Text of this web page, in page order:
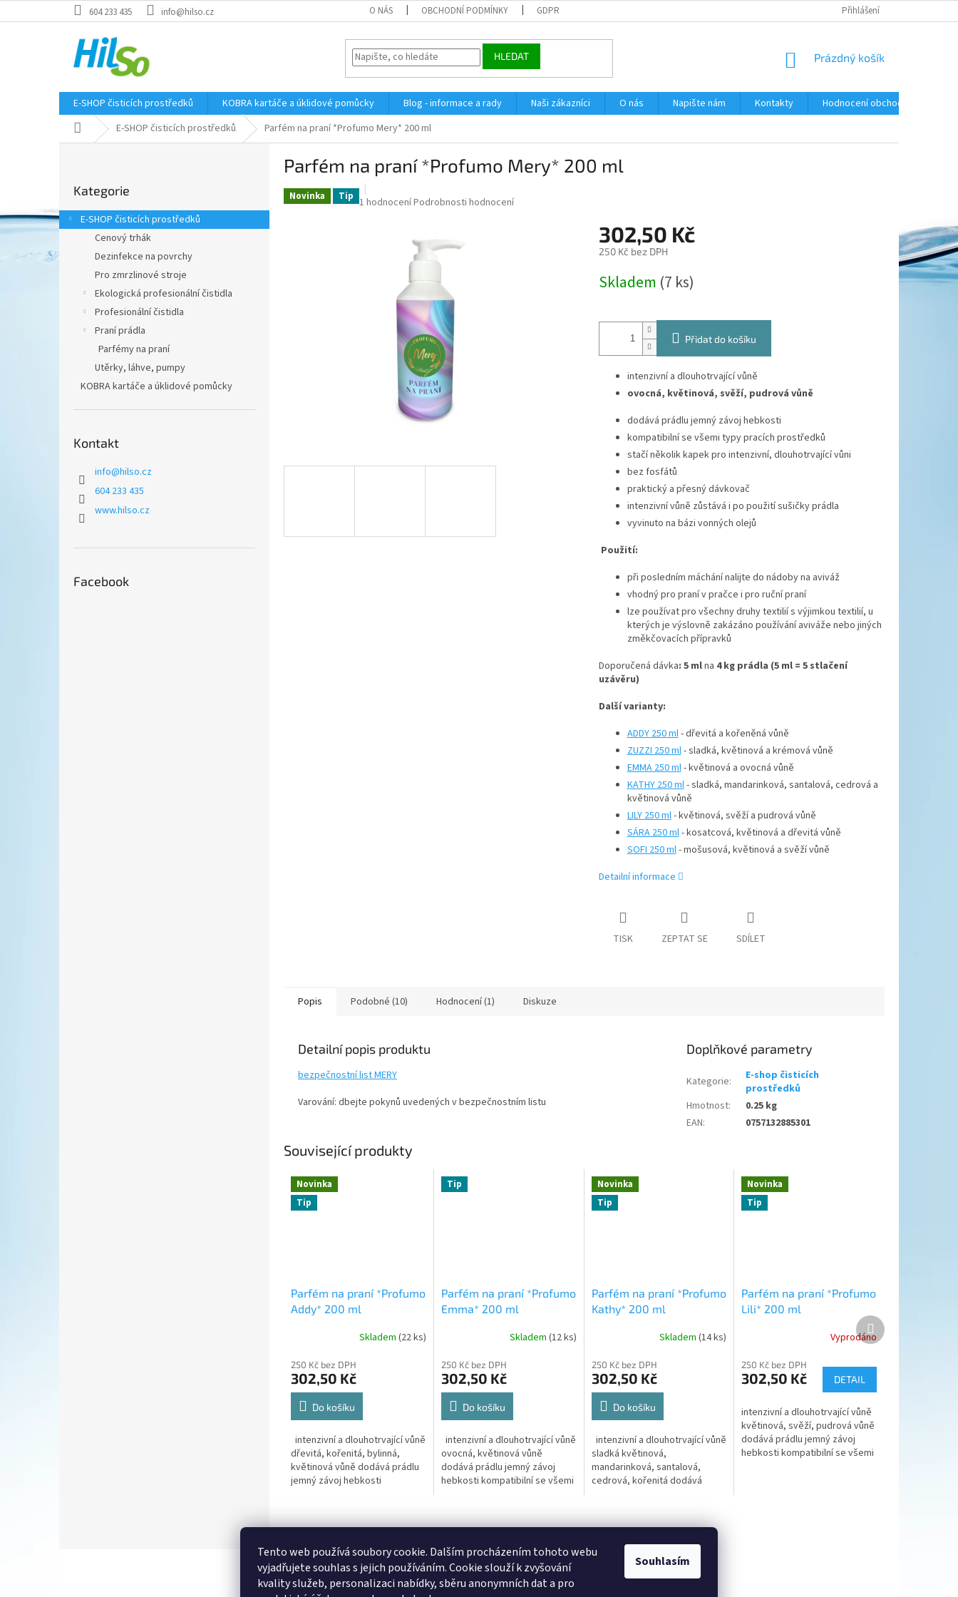
Tento web používá soubory cookie. Dalším procházením tohoto webu
vyjadřujete souhlas s jejich používáním. Cookieslouží k zvyšování
kvality služeb, personalizaci nabídky, sběru anonymních dat a pro
Souhlasím
na
604 233 435 info@hilso.cz O NÁS OBCHODNÍ PODMÍNKY GDPR Přihlášení
HLEDAT
NÁKUPNÍ
Prázdný košík
E-SHOP čisticích prostředků KOBRA kartáče a úklidové pomůcky Blog - informace a rady Naši zákazníci O nás Napište nám Kontakty
Hodnocení obchodu
Domů E-SHOP čisticích prostředků Parfém na praní *Profumo Mery* 200 ml
r
a
kategorie
Kategorie
E-SHOP čisticích prostředků
Cenový trhák
Dezinfekce na povrchy
Pro zmrzlinové stroje
Ekologická profesionální čistidla
Profesionální čistidla
Praní prádla
Parfémy na praní
Utěrky, láhve, pumpy
KOBRA kartáče a úklidové pomůcky
Kontakt
info@hilso.cz
604 233 435
www.hilso.cz
Facebook
Parfém na praní *Profumo Mery* 200 ml
Novinka Tip Průměrné
hvězdiček.
1 hodnoceníPodrobnosti hodnocení
302,50 Kč
250 Kč bez DPH
cena:
Skladem (7 ks)
Přidat do košíku
intenzivní a dlouhotrvající vůně
ovocná, květinová, svěží, pudrová vůně
dodává prádlu jemný závoj hebkosti
kompatibilní se všemi typy pracích prostředků
stačí několik kapek pro intenzivní, dlouhotrvající vůni
bez fosfátů
praktický a přesný dávkovač
intenzivní vůně zůstává i po použití sušičky prádla
vyvinuto na bázi vonných olejů
Použití:
při posledním máchání nalijte do nádoby na aviváž
vhodný pro praní v pračce i pro ruční praní
lze používat pro všechny druhy textilií s výjimkou textilií, u
kterých je výslovně zakázáno používání aviváže nebo jiných
změkčovacích přípravků
Doporučená dávka: 5 mlna 4 kg prádla (5 ml = 5 stlačení
uzávěru)
Další varianty:
ADDY 250 ml- dřevitá a kořeněná vůně
ZUZZI 250 ml- sladká, květinová a krémová vůně
EMMA 250 ml- květinová a ovocná vůně
KATHY 250 ml- sladká, mandarinková, santalová, cedrová a
květinová vůně
LILY 250 ml- květinová, svěží a pudrová vůně
SÁRA 250 ml- kosatcová, květinová a dřevitá vůně
SOFI 250 ml- mošusová, květinová a svěží vůně
Detailní informace
TISK ZEPTAT SE SDÍLET
Popis Podobné (10) Hodnocení (1) Diskuze
Detailní popis produktu
bezpečnostní list MERY
Varování: dbejte pokynů uvedených v bezpečnostním listu
Doplňkové parametry
Kategorie:
E-shop čisticích
prostředků
Hmotnost:
0.25 kg
EAN: 0757132885301
Související produkty
Novinka
Tip
Parfém na praní *Profumo
Addy* 200 ml
produktu
je
5,0
5
hvězdiček.
Skladem (22 ks)
250 Kč bez DPH
302,50 Kč
Do košíku
intenzivní a dlouhotrvající vůně
dřevitá, kořenitá, bylinná,
květinová vůně dodává prádlu
jemný závoj hebkosti
Tip
Parfém na praní *Profumo
Emma* 200 ml
produktu
je
5,0
5
hvězdiček.
Skladem (12 ks)
250 Kč bez DPH
302,50 Kč
Do košíku
intenzivní a dlouhotrvající vůně
ovocná, květinová vůně
dodává prádlu jemný závoj
hebkosti kompatibilní se všemi
Novinka
Tip
Parfém na praní *Profumo
Kathy* 200 ml
produktu
je
5,0
5
hvězdiček.
Skladem(14 ks)
250 Kč bez DPH
302,50 Kč
Do košíku
intenzivní a dlouhotrvající vůně
sladká květinová,
mandarinková, santalová,
cedrová, kořenitá dodává
pracích...
Novinka
Tip
Parfém na praní *Profumo
Lili* 200 ml
produktu
je
z
5
hvězdiček.
Vyprodáno
250 Kč bez DPH
302,50 Kč DETAIL
intenzivní a dlouhotrvající vůně
květinová, svěží, pudrová vůně
dodává prádlu jemný závoj
hebkosti kompatibilní se všemi
Další
produkt
Heureka.cz